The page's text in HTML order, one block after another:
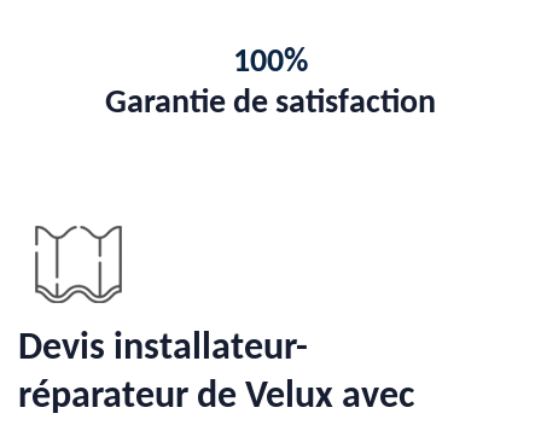
100%
Garantie de satisfaction
Devis installateur-
réparateur de Velux avec